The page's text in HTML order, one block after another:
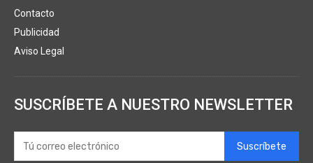
Contacto
Publicidad
Aviso Legal
SUSCRÍBETE A NUESTRO NEWSLETTER
Suscríbete